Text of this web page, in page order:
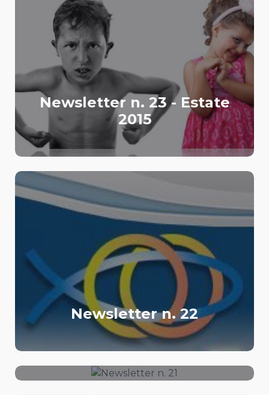
Newsletter n. 23 - Estate
2015
Newsletter n. 22
Newsletter n. 21
Newsletter n. 20